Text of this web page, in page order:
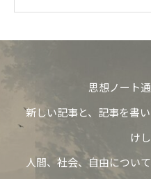
思想ノート
新しい記事と、記事を書
け
人間、社会、自由につい